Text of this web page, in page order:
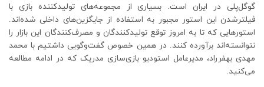
گوگل‌پلی در ایران است. بسیاری از مجموعه‌های تولیدکننده بازی با
فیلترشدن این استور مجبور به استفاده از جایگزین‌های داخلی شده‌اند.
استورهایی که تا به امروز توقع تولیدکنندگان و مصرف‌کنندگان این بازار را
نتوانسته‌اند برآورده کنند. در همین خصوص گفت‌وگویی داشتیم با محمد
مهدی بهفرراد، مدیرعامل استودیو بازی‌سازی مدریک که در ادامه مطالعه
می‌کنید.